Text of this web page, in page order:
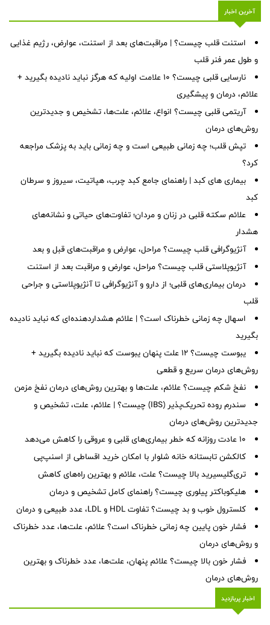
آخرین اخبار
استنت قلب چیست؟ | مراقبت‌های بعد از استنت، عوارض، رژیم غذایی
و طول عمر فنر قلب
نارسایی قلبی چیست؟ ۱۰ علامت اولیه که هرگز نباید نادیده بگیرید +
علائم، درمان و پیشگیری
آریتمی قلبی چیست؟ انواع، علائم، علت‌ها، تشخیص و جدیدترین
روش‌های درمان
تپش قلب؛ چه زمانی طبیعی است و چه زمانی باید به پزشک مراجعه
کرد؟
بیماری های کبد | راهنمای جامع کبد چرب، هپاتیت، سیروز و سرطان
کبد
علائم سکته قلبی در زنان و مردان؛ تفاوت‌های حیاتی و نشانه‌های
هشدار
آنژیوگرافی قلب چیست؟ مراحل، عوارض و مراقبت‌های قبل و بعد
آنژیوپلاستی قلب چیست؟ مراحل، عوارض و مراقبت بعد از استنت
درمان بیماری‌های قلبی؛ از دارو و آنژیوگرافی تا آنژیوپلاستی و جراحی
قلب
اسهال چه زمانی خطرناک است؟ | علائم هشداردهنده‌ای که نباید نادیده
بگیرید
یبوست چیست؟ ۱۲ علت پنهان یبوست که نباید نادیده بگیرید +
روش‌های درمان سریع و قطعی
نفخ شکم چیست؟ علائم، علت‌ها و بهترین روش‌های درمان نفخ مزمن
سندرم روده تحریک‌پذیر (IBS) چیست؟ | علائم، علت، تشخیص و
جدیدترین روش‌های درمان
۱۰ عادت روزانه که خطر بیماری‌های قلبی و عروقی را کاهش می‌دهد
کالکشن تابستانه خانه شلوار با امکان خرید اقساطی از اسنپ‌پی
تری‌گلیسیرید بالا چیست؟ علت، علائم و بهترین راه‌های کاهش
هلیکوباکتر پیلوری چیست؟ راهنمای کامل تشخیص و درمان
کلسترول خوب و بد چیست؟ تفاوت HDL و LDL، عدد طبیعی و درمان
فشار خون پایین چه زمانی خطرناک است؟ علائم، علت‌ها، عدد خطرناک
و روش‌های درمان
فشار خون بالا چیست؟ علائم پنهان، علت‌ها، عدد خطرناک و بهترین
روش‌های درمان
اخبار پربازدید